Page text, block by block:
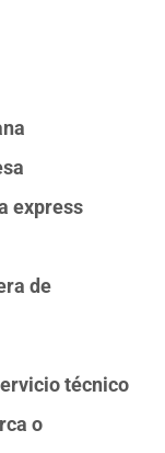
express
de
técnico
o